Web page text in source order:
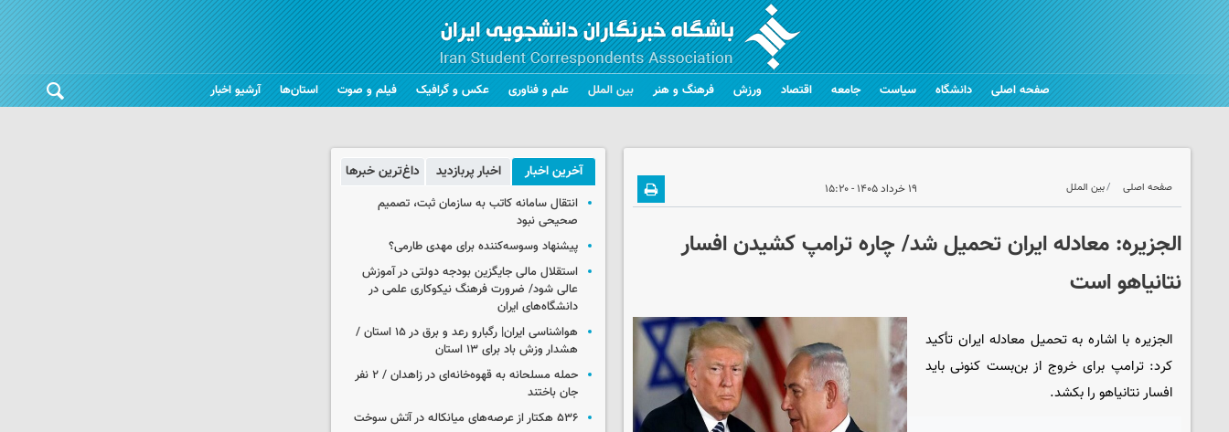
صفحه اصلی دانشگاه سیاست جامعه اقتصاد ورزش فرهنگ و هنر بین الملل علم و فناوری عکس و گرافیک فیلم و صوت استان‌ها آرشیو اخبار
صفحه اصلی بین الملل ۱۹ خرداد ۱۴۰۵ - ۱۵:۲۰
الجزیره: معادله ایران تحمیل شد/ چاره ترامپ کشیدن افسار
نتانیاهو است
الجزیره با اشاره به تحمیل معادله ایران تأکید
کرد: ترامپ برای خروج از بن‌بست کنونی باید
افسار نتانیاهو را بکشد.
آخرین اخبار اخبار پربازدید داغ‌ترین خبرها
انتقال سامانه کاتب به سازمان ثبت، تصمیم
صحیحی نبود
پیشنهاد وسوسه‌کننده برای مهدی طارمی؟
استقلال مالی جایگزین بودجه دولتی در آموزش
عالی شود/ ضرورت فرهنگ نیکوکاری علمی در
دانشگاه‌های ایران
هواشناسی ایران| رگبارو رعد و برق در ۱۵ استان /
هشدار وزش باد برای ۱۳ استان‌
حمله مسلحانه به قهوه‌خانه‌ای در زاهدان / ۲ نفر
جان باختند
۵۳۶ هکتار از عرصه‌های میانکاله در آتش سوخت